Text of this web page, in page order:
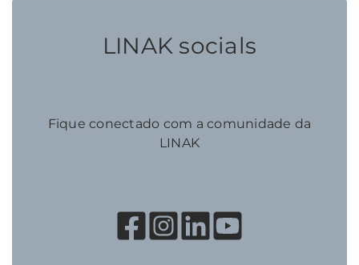
LINAK socials
Fique conectado com a comunidade da
LINAK